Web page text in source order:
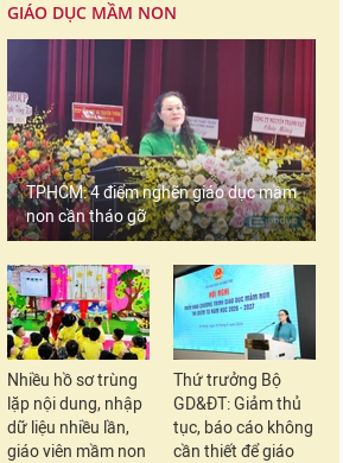
GIÁO DỤC MẦM NON
TPHCM: 4 điểm nghẽn giáo dục mầm
non cần tháo gỡ
Nhiều hồ sơ trùng
lặp nội dung, nhập
dữ liệu nhiều lần,
giáo viên mầm non
Thứ trưởng Bộ
GD&ĐT: Giảm thủ
tục, báo cáo không
cần thiết để giáo